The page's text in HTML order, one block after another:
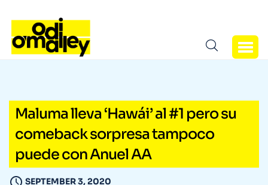
Maluma lleva ‘Hawái’ al #1 pero su
comeback sorpresa tampoco
puede con Anuel AA
SEPTEMBER 3, 2020